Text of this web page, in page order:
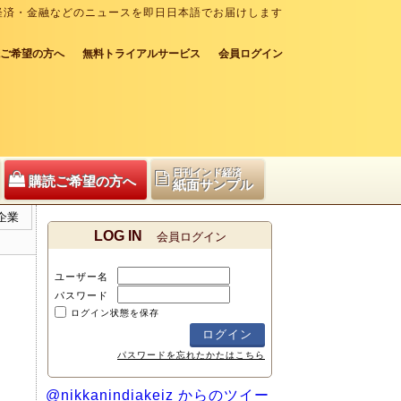
・金融などのニュースを即日日本語でお届けします
希望の方へ 無料トライアルサービス 会員ログイン
購読ご希望の方へ
日刊インド経済
紙面サンプル
業
LOG IN 会員ログイン
ユーザー名
パスワード
ログイン状態を保存
パスワードを忘れたかたはこちら
@nikkanindiakeiz からのツイー